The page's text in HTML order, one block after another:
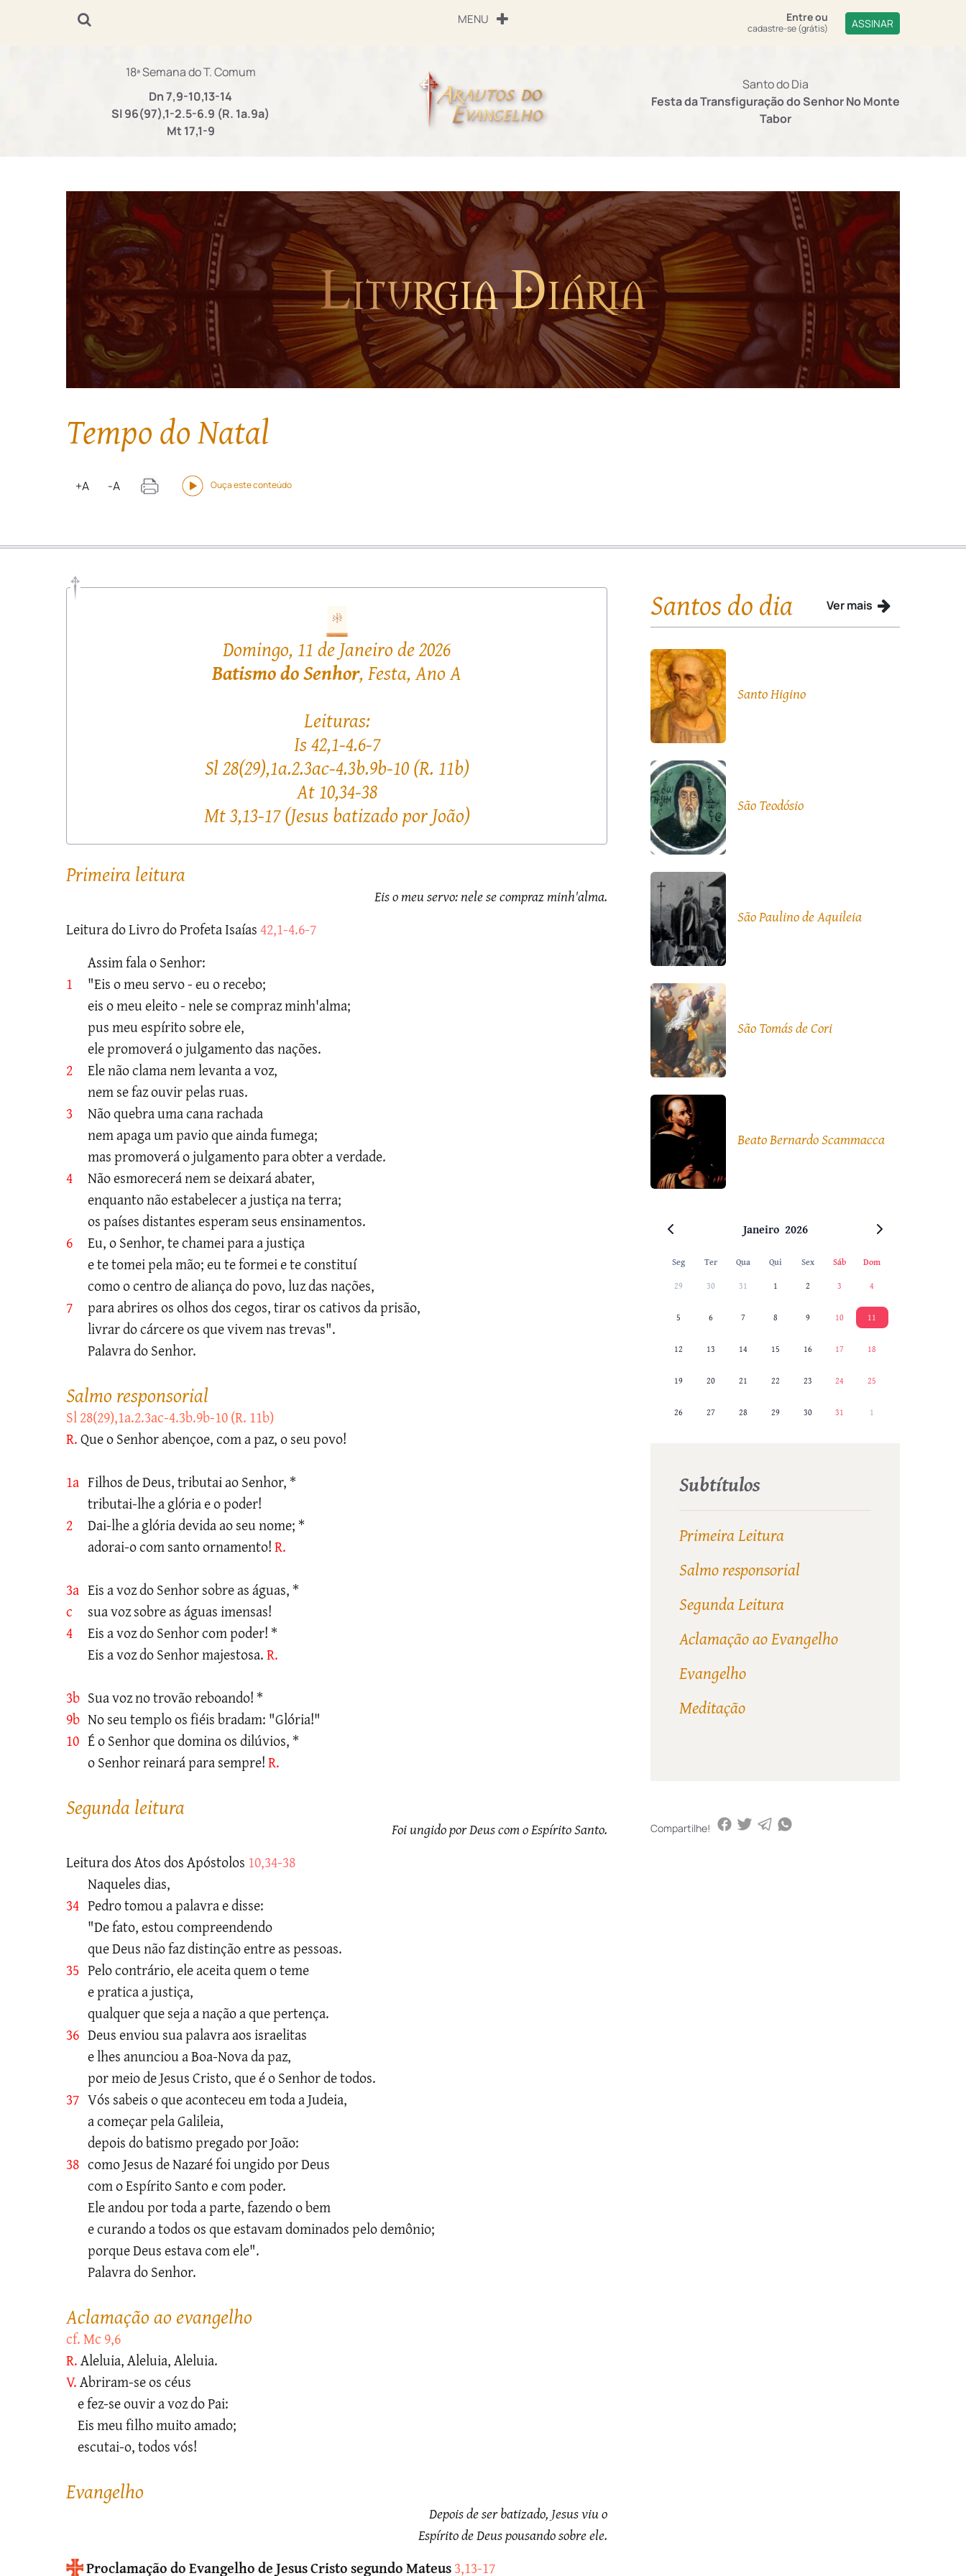
MENU Entreou
cadastre-se (grátis) ASSINAR
18ª Semana do T. Comum
Dn 7,9-10,13-14
Sl 96(97),1-2.5-6.9 (R. 1a.9a)
Mt 17,1-9
Santo do Dia
Festa da Transfiguração do Senhor No Monte
Tabor
Liturgia Diária
Tempo do Natal
+A -A Ouça este conteúdo
Domingo, 11 de Janeiro de 2026
Batismo do Senhor, Festa, Ano A
Leituras:
Is 42,1-4.6-7
Sl 28(29),1a.2.3ac-4.3b.9b-10 (R. 11b)
At 10,34-38
Mt 3,13-17 (Jesus batizado por João)
primeira leitura
Eis o meu servo: nele se compraz minh'alma.
Leitura do Livro do Profeta Isaías42,1-4.6-7
Assim fala o Senhor:
1
"Eis o meu servo - eu o recebo;
eis o meu eleito - nele se compraz minh'alma;
pus meu espírito sobre ele,
ele promoverá o julgamento das nações.
2
Ele não clama nem levanta a voz,
nem se faz ouvir pelas ruas.
3
Não quebra uma cana rachada
nem apaga um pavio que ainda fumega;
mas promoverá o julgamento para obter a verdade.
4
Não esmorecerá nem se deixará abater,
enquanto não estabelecer a justiça na terra;
os países distantes esperam seus ensinamentos.
6
Eu, o Senhor, te chamei para a justiça
e te tomei pela mão; eu te formei e te constituí
como o centro de aliança do povo, luz das nações,
7
para abrires os olhos dos cegos, tirar os cativos da prisão,
livrar do cárcere os que vivem nas trevas".
Palavra do Senhor.
salmo responsorial
Sl 28(29),1a.2.3ac-4.3b.9b-10 (R. 11b)
R.Que o Senhor abençoe, com a paz, o seu povo!
1a Filhos de Deus, tributai ao Senhor, *
tributai-lhe a glória e o poder!
2
Dai-lhe a glória devida ao seu nome; *
adorai-o com santo ornamento!R.
3a Eis a voz do Senhor sobre as águas, *
c
sua voz sobre as águas imensas!
4
Eis a voz do Senhor com poder! *
Eis a voz do Senhor majestosa.R.
3b Sua voz no trovão reboando! *
9b No seu templo os fiéis bradam: "Glória!"
10 É o Senhor que domina os dilúvios, *
o Senhor reinará para sempre!R.
segunda leitura
Foi ungido por Deus com o Espírito Santo.
Leitura dos Atos dos Apóstolos 10,34-38
Naqueles dias,
34 Pedro tomou a palavra e disse:
"De fato, estou compreendendo
que Deus não faz distinção entre as pessoas.
35 Pelo contrário, ele aceita quem o teme
e pratica a justiça,
qualquer que seja a nação a que pertença.
36 Deus enviou sua palavra aos israelitas
e lhes anunciou a Boa-Nova da paz,
por meio de Jesus Cristo, que é o Senhor de todos.
37 Vós sabeis o que aconteceu em toda a Judeia,
a começar pela Galileia,
depois do batismo pregado por João:
38 como Jesus de Nazaré foi ungido por Deus
com o Espírito Santo e com poder.
Ele andou por toda a parte, fazendo o bem
e curando a todos os que estavam dominados pelo demônio;
porque Deus estava com ele".
Palavra do Senhor.
aclamação ao evangelho
cf. Mc 9,6
R.Aleluia, Aleluia, Aleluia.
V.Abriram-se os céus
e fez-se ouvir a voz do Pai:
Eis meu filho muito amado;
escutai-o, todos vós!
evangelho
Depois de ser batizado, Jesus viu o
Espírito de Deus pousando sobre ele.
Proclamação do Evangelho de Jesus Cristo segundo Mateus3,13-17
Santos do dia Ver mais
Santo Higino
São Teodósio
São Paulino de Aquileia
São Tomás de Cori
Beato Bernardo Scammacca
Janeiro 2026
Seg Ter Qua Qui Sex Sáb
Dom
29
30 31 1 2 3 4
5 6 7 8 9 10 11
12 13 14 15 16 17 18
19 20 21 22 23 24 25
26 27 28 29 30 31 1
Subtítulos
Primeira Leitura
Salmo responsorial
Segunda Leitura
Aclamação ao Evangelho
Evangelho
Meditação
Compartilhe!